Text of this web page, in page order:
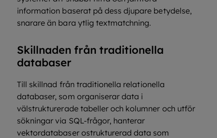
information baserat på dess djupare betydelse,
snarare än bara ytlig textmatchning.
Skillnaden från traditionella
databaser
Till skillnad från traditionella relationella
databaser, som organiserar data i
välstrukturerade tabeller och kolumner och utför
sökningar via SQL-frågor, hanterar
vektordatabaser ostrukturerad data som